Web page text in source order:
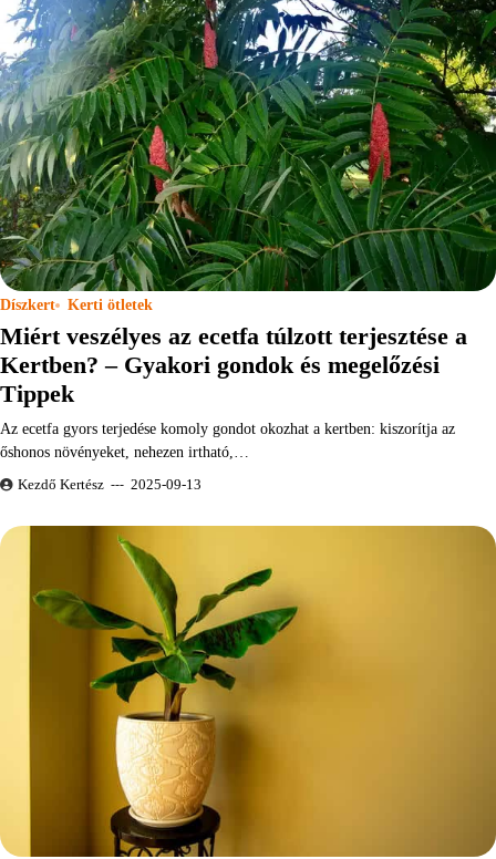
Díszkert Kerti ötletek
Miért veszélyes az ecetfa túlzott terjesztése a
Kertben? – Gyakori gondok és megelőzési
Tippek
Az ecetfa gyors terjedése komoly gondot okozhat a kertben: kiszorítja az
őshonos növényeket, nehezen irtható,…
Kezdő Kertész 2025-09-13